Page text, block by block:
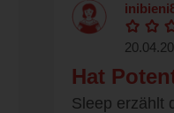
Hat
Sleep erzählt